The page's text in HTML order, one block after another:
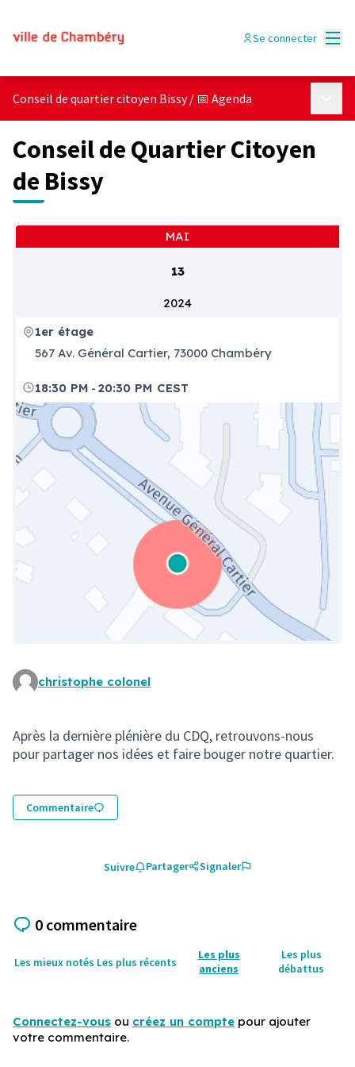
Se connecter
Conseil de quartier citoyen Bissy / 📅 Agenda
Conseil de Quartier Citoyen
de Bissy
MAI
13
2024
1er étage
567 Av. Général Cartier, 73000 Chambéry
18:30 PM - 20:30 PM CEST
(Lien externe)
christophe colonel
Après la dernière plénière du CDQ, retrouvons-nous
pour partager nos idées et faire bouger notre quartier.
Commentaire
Suivre Partager Signaler
0 commentaire
Les mieux notés Les plus récents
Les plus
anciens
Les plus
débattus
Connectez-vous ou créez un compte pour ajouter
votre commentaire.